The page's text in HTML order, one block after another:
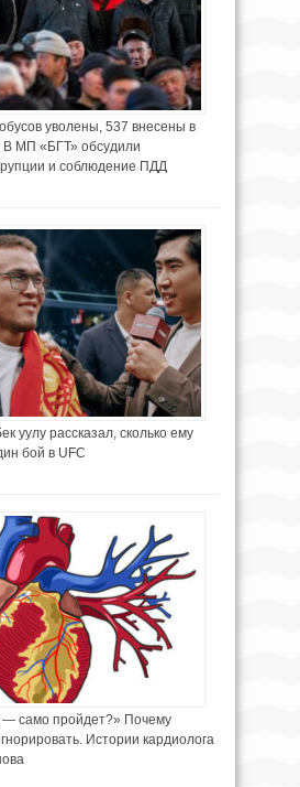
уволены, 537 внесены в
В МП «БГТ» обсудили
и соблюдение ПДД
уулу рассказал, сколько ему
бой в UFC
— само пройдет?» Почему
Истории кардиолога